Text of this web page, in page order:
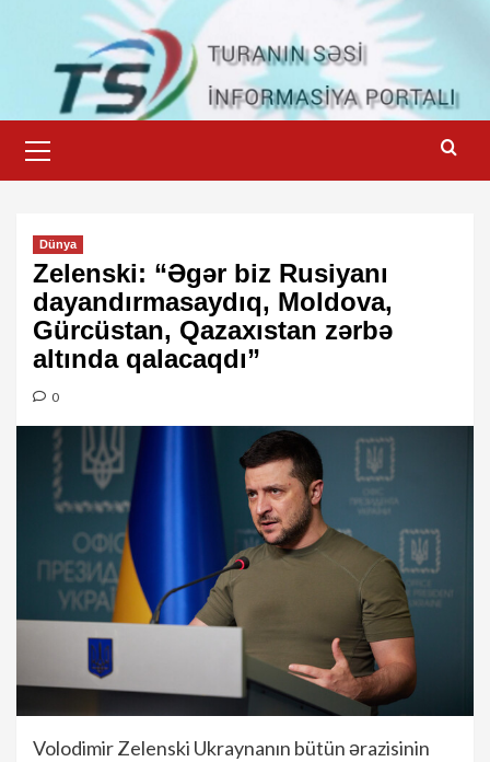
content
Menu
Dünya
Zelenski: “Əgər biz Rusiyanı
dayandırmasaydıq, Moldova,
Gürcüstan, Qazaxıstan zərbə
altında qalacaqdı”
0
Volodimir Zelenski Ukraynanın bütün ərazisinin